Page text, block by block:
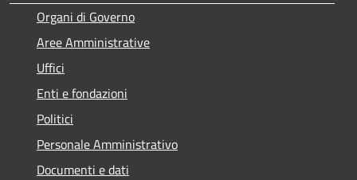
Organi di Governo
Aree Amministrative
Uffici
Enti e fondazioni
Politici
Personale Amministrativo
Documenti e dati